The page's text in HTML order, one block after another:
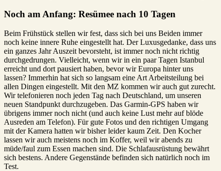
Noch am Anfang: Resümee nach 10 Tagen
Beim Frühstück stellen wir fest, dass sich bei uns Beiden immer
noch keine innere Ruhe eingestellt hat. Der Luxusgedanke, dass uns
ein ganzes Jahr Auszeit bevorsteht, ist immer noch nicht richtig
durchgedrungen. Vielleicht, wenn wir in ein paar Tagen Istanbul
erreicht und dort pausiert haben, bevor wir Europa hinter uns
lassen? Immerhin hat sich so langsam eine Art Arbeitsteilung bei
allen Dingen eingestellt. Mit den MZ kommen wir auch gut zurecht.
Wir telefonieren noch jeden Tag nach Deutschland, um unseren
neuen Standpunkt durchzugeben. Das Garmin-GPS haben wir
übrigens immer noch nicht (und auch keine Lust mehr auf blöde
Ausreden am Telefon). Für gute Fotos und den richtigen Umgang
mit der Kamera hatten wir bisher leider kaum Zeit. Den Kocher
lassen wir auch meistens noch im Koffer, weil wir abends zu
müde/faul zum Essen machen sind. Die Schlafausrüstung bewährt
sich bestens. Andere Gegenstände befinden sich natürlich noch im
Test.